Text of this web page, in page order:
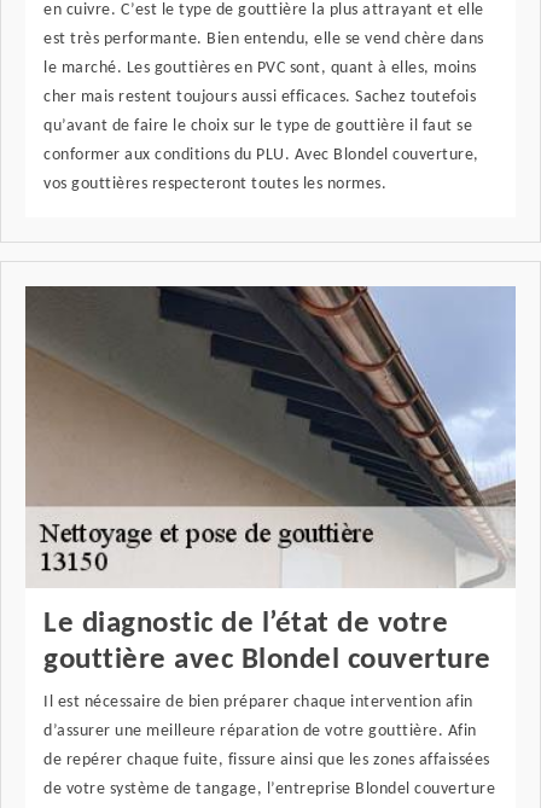
en cuivre. C’est le type de gouttière la plus attrayant et elle
est très performante. Bien entendu, elle se vend chère dans
le marché. Les gouttières en PVC sont, quant à elles, moins
cher mais restent toujours aussi efficaces. Sachez toutefois
qu’avant de faire le choix sur le type de gouttière il faut se
conformer aux conditions du PLU. Avec Blondel couverture,
vos gouttières respecteront toutes les normes.
Le diagnostic de l’état de votre
gouttière avec Blondel couverture
Il est nécessaire de bien préparer chaque intervention afin
d’assurer une meilleure réparation de votre gouttière. Afin
de repérer chaque fuite, fissure ainsi que les zones affaissées
de votre système de tangage, l’entreprise Blondel couverture